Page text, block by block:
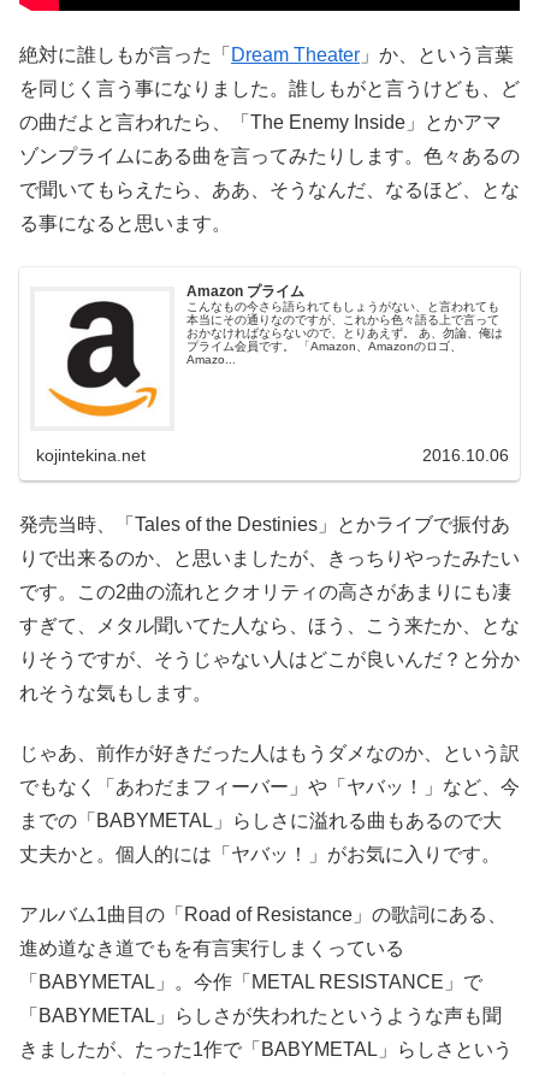
絶対に誰しもが言った「 Dream Theater 」か、という言葉
を同じく言う事になりました。誰しもがと言うけども、ど
の曲だよと言われたら、「The Enemy Inside」とかアマ
ゾンプライムにある曲を言ってみたりします。色々あるの
で聞いてもらえたら、ああ、そうなんだ、なるほど、とな
る事になると思います。
Amazon プライム
こんなもの今さら語られてもしょうがない、と言われても
本当にその通りなのですが、これから色々語る上で言って
おかなければならないので、とりあえず。 あ、勿論、俺は
プライム会員です。 「Amazon、Amazonのロゴ、
Amazo...
kojintekina.net 2016.10.06
発売当時、「Tales of the Destinies」とかライブで振付あ
りで出来るのか、と思いましたが、きっちりやったみたい
です。この2曲の流れとクオリティの高さがあまりにも凄
すぎて、メタル聞いてた人なら、ほう、こう来たか、とな
りそうですが、そうじゃない人はどこが良いんだ？と分か
れそうな気もします。
じゃあ、前作が好きだった人はもうダメなのか、という訳
でもなく「あわだまフィーバー」や「ヤバッ！」など、今
までの「BABYMETAL」らしさに溢れる曲もあるので大
丈夫かと。個人的には「ヤバッ！」がお気に入りです。
アルバム1曲目の「Road of Resistance」の歌詞にある、
進め道なき道でもを有言実行しまくっている
「BABYMETAL」。今作「METAL RESISTANCE」で
「BABYMETAL」らしさが失われたというような声も聞
きましたが、たった1作で「BABYMETAL」らしさという